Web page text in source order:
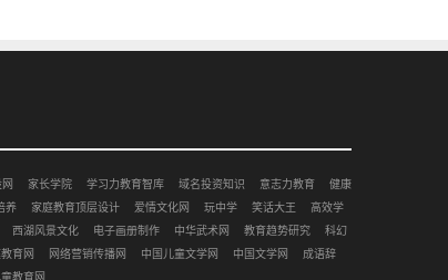
家长学院 学习力教育智库 域名投资知识 意志力教育
健康
养 家庭教育顶层设计 爱情文化网 玩中学 笑话大王
高效学
西湖风景文化 电子画册制作 中华武术网 教育趋势研究
科幻
育网 网络营销传播网 中国儿童文学网 中国文学网
成语辞
童教育网